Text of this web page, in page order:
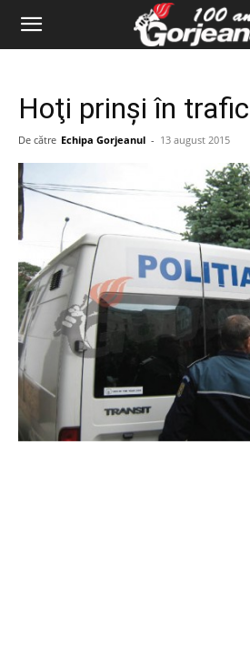
Hoţi prinşi în trafic
De către Echipa Gorjeanul - 13 august 2015